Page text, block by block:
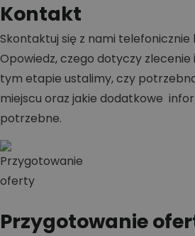
Kontakt
Skontaktuj się z nami telefonicznie
Opowiedz, czego dotyczy zlecenie
tym etapie ustalimy, czy
miejscu oraz jakie dodatkowe
potrzebne.
Przygotowanie